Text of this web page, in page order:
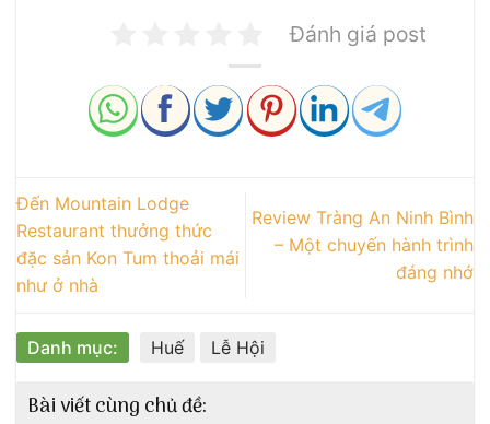
Đánh giá post
Đến Mountain Lodge
Restaurant thưởng thức
đặc sản Kon Tum thoải mái
như ở nhà
Review Tràng An Ninh Bình
– Một chuyến hành trình
đáng nhớ
Danh mục: Huế Lễ Hội
Bài viết cùng chủ đề: